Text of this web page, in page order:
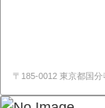
〒185-0012 東京都国